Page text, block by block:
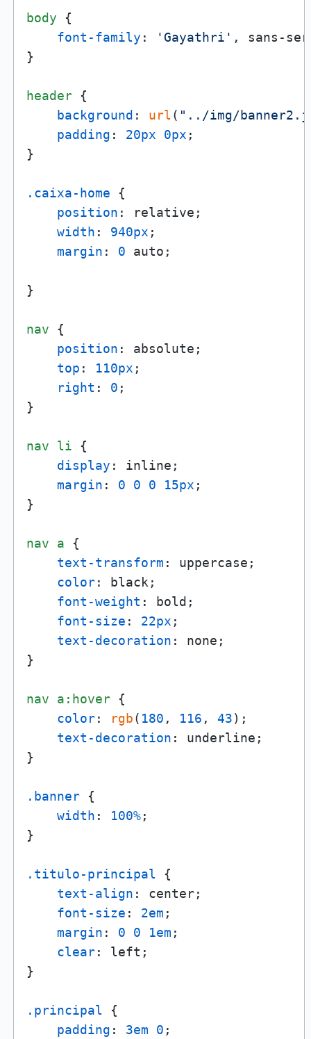
body {
font-family : 'Gayathri' , sans-
}
header {
background : url( "../img/
padding : 20px 0px ;
}
.caixa-home {
position : relative;
width : 940px ;
margin : 0 auto;
}
nav {
position : absolute;
top : 110px ;
right : 0 ;
}
nav li {
display : inline;
margin : 0 0 0 15px ;
}
nav a {
text-transform : uppercase;
color: black;
font-weight : bold;
font-size : 22px ;
text-decoration : none;
}
nav a :hover {
color: rgb( 180 , 116 , 43);
text-decoration : underline;
}
.banner {
width : 100%;
}
.titulo-principal {
text-align : center;
font-size : 2em ;
margin : 0 0 1em ;
clear: left;
}
.principal {
padding : 3em 0 ;